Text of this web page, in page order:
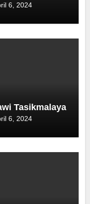
6, 2024
Tasikmalaya
6, 2024